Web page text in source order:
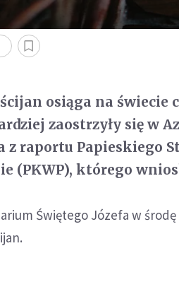
osiąga na świecie
zaostrzyły się w
raportu Papieskiego
(PKWP), którego
Świętego Józefa w